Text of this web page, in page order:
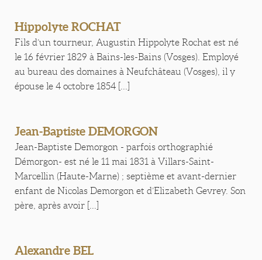
Hippolyte ROCHAT
Fils d’un tourneur, Augustin Hippolyte Rochat est né
le 16 février 1829 à Bains-les-Bains (Vosges). Employé
au bureau des domaines à Neufchâteau (Vosges), il y
épouse le 4 octobre 1854 [...]
Jean-Baptiste DEMORGON
Jean-Baptiste Demorgon - parfois orthographié
Démorgon- est né le 11 mai 1831 à Villars-Saint-
Marcellin (Haute-Marne) ; septième et avant-dernier
enfant de Nicolas Demorgon et d’Elizabeth Gevrey. Son
père, après avoir [...]
Alexandre BEL